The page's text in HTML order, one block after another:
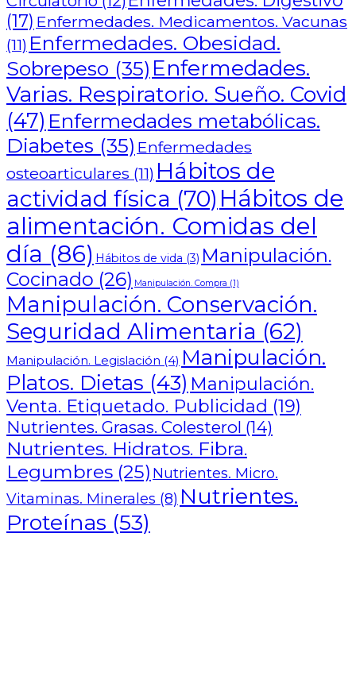
(17) Enfermedades. Medicamentos. Vacunas
(11) Enfermedades. Obesidad.
Sobrepeso (35) Enfermedades.
Varias. Respiratorio. Sueño. Covid
(47) Enfermedades metabólicas.
Diabetes (35) Enfermedades
osteoarticulares (11) Hábitos de
actividad física (70) Hábitos de
alimentación. Comidas del
día (86) Hábitos de vida (3) Manipulación.
Cocinado (26) Manipulación. Compra (1)
Manipulación. Conservación.
Seguridad Alimentaria (62)
Manipulación. Legislación (4) Manipulación.
Platos. Dietas (43) Manipulación.
Venta. Etiquetado. Publicidad (19)
Nutrientes. Grasas. Colesterol (14)
Nutrientes. Hidratos. Fibra.
Legumbres (25) Nutrientes. Micro.
Vitaminas. Minerales (8) Nutrientes.
Proteínas (53)